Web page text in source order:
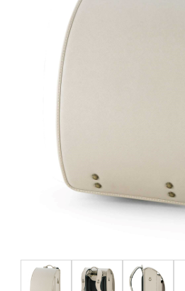
ピンクゴールド×ハー
刻印する文字
ネームプレートはご注文の
ルファベットでご指定ください
トを含めて
16文字
書体は下記の明朝体と筆記
明朝体 筆記